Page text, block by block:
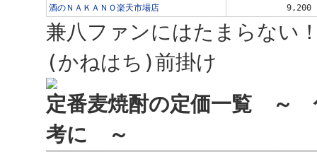
酒のＮＡＫＡＮＯ楽天市場店
9,200
兼八ファンにはたまらない
(かねはち)前掛け
定番麦焼酎の定価一覧 ～
考に ～